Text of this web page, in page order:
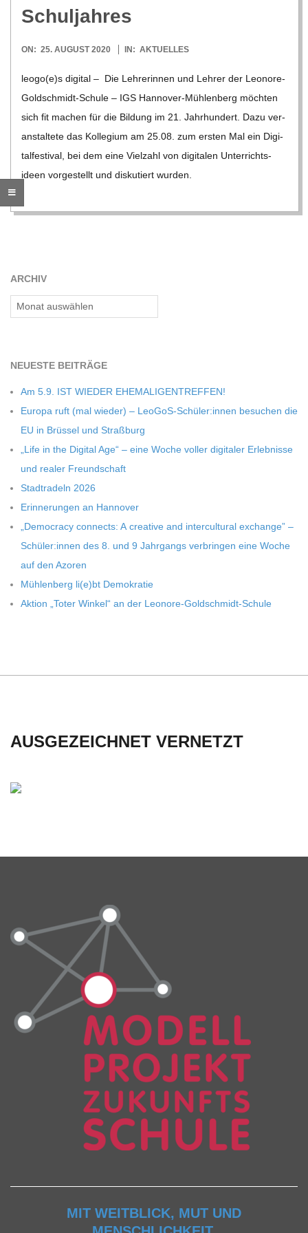
O
R
E
-
G
O
D
S
H
M
I
D
T
-
S
H
L
E
Schuljahres
2020-
ON: 25. AUGUST 2020 IN: AKTUELLES
leogo(e)s digi­tal – Die Leh­re­rin­nen und Leh­rer der Leo­­nore-
Gol­d­­schmidt-Schule – IGS Han­­no­­ver-Müh­­len­­berg möch­ten
sich fit machen für die Bil­dung im 21. Jahr­hun­dert. Dazu ver­
an­stal­tete das Kol­le­gium am 25.08. zum ers­ten Mal ein Digi­
tal­fes­ti­val, bei dem eine Viel­zahl von digi­ta­len Unter­richts­
ideen vor­ge­stellt und dis­ku­tiert wur­den.
ARCHIV
Archiv
NEU­ESTE BEITRÄGE
Am 5.9. IST WIEDER EHEMALIGENTREFFEN!
Europa ruft (mal wie­der) – LeoGoS-Schüler:innen besu­chen die
EU in Brüs­sel und Straßburg
„Life in the Digi­tal Age“ – eine Woche vol­ler digi­ta­ler Erleb­nisse
und rea­ler Freundschaft
Stadt­ra­deln 2026
Erin­ne­run­gen an Hannover
„Demo­cracy con­nects: A crea­tive and inter­cul­tu­ral exch­ange” –
Schüler:innen des 8. und 9 Jahr­gangs ver­brin­gen eine Woche
auf den Azoren
Müh­len­berg li(e)bt Demokratie
Aktion „Toter Win­kel“ an der Leonore-Goldschmidt-Schule
AUSGEZEICHNET VERNETZT
MIT WEITBLICK, MUT UND